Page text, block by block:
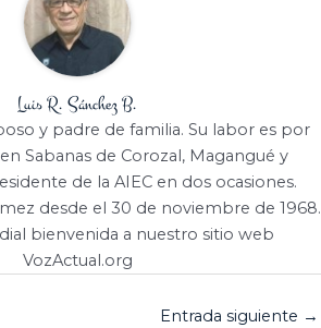
Luis R. Sánchez B.
y padre de familia. Su labor es por
Sabanas de Corozal, Magangué y
de la AIEC en dos ocasiones.
desde el 30 de noviembre de 1968.
bienvenida a nuestro sitio web
VozActual.org
Entrada siguiente →